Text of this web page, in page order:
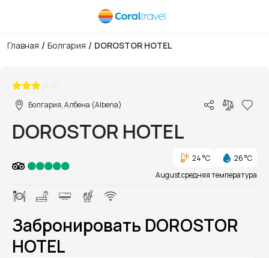
Главная / Болгария / DOROSTOR HOTEL
Болгария, Албена (Albena)
DOROSTOR HOTEL
24 °C
26 °C
August средняя температура
Забронировать DOROSTOR
HOTEL